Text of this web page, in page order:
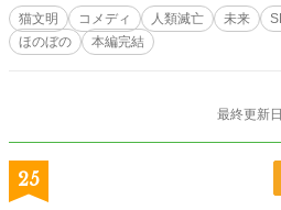
われた文明の調査を手伝
猫文明 コメディ 人類滅亡 未来
ほのぼの
本編完結
最終更新
25